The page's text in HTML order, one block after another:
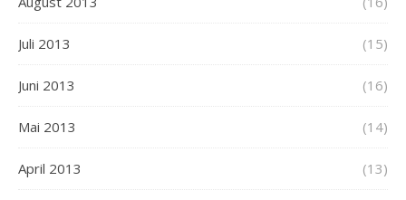
Juli 2013 (15)
Juni 2013 (16)
Mai 2013 (14)
April 2013 (13)